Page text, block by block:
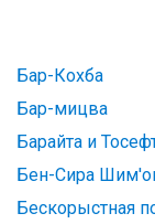
Бар-Кохба
Бар-мицва
Барайта и
Бен-Сира
Бескорыстная